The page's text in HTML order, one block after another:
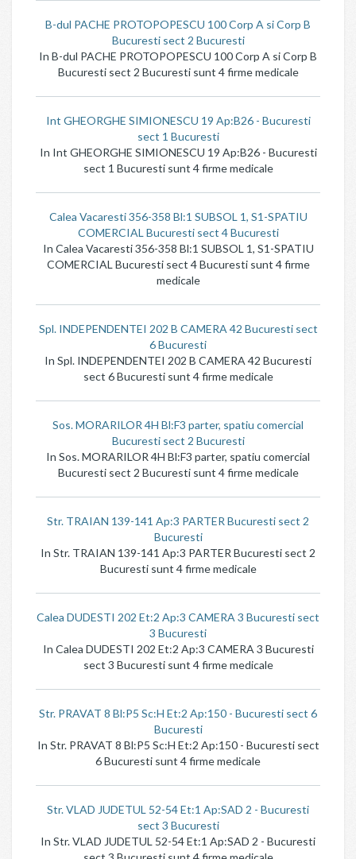
B-dul PACHE PROTOPOPESCU 100 Corp A si Corp B
Bucuresti sect 2 Bucuresti
In B-dul PACHE PROTOPOPESCU 100 Corp A si Corp B
Bucuresti sect 2 Bucuresti sunt 4 firme medicale
Int GHEORGHE SIMIONESCU 19 Ap:B26 - Bucuresti
sect 1 Bucuresti
In Int GHEORGHE SIMIONESCU 19 Ap:B26 - Bucuresti
sect 1 Bucuresti sunt 4 firme medicale
Calea Vacaresti 356-358 Bl:1 SUBSOL 1, S1-SPATIU
COMERCIAL Bucuresti sect 4 Bucuresti
In Calea Vacaresti 356-358 Bl:1 SUBSOL 1, S1-SPATIU
COMERCIAL Bucuresti sect 4 Bucuresti sunt 4 firme
medicale
Spl. INDEPENDENTEI 202 B CAMERA 42 Bucuresti sect
6 Bucuresti
In Spl. INDEPENDENTEI 202 B CAMERA 42 Bucuresti
sect 6 Bucuresti sunt 4 firme medicale
Sos. MORARILOR 4H Bl:F3 parter, spatiu comercial
Bucuresti sect 2 Bucuresti
In Sos. MORARILOR 4H Bl:F3 parter, spatiu comercial
Bucuresti sect 2 Bucuresti sunt 4 firme medicale
Str. TRAIAN 139-141 Ap:3 PARTER Bucuresti sect 2
Bucuresti
In Str. TRAIAN 139-141 Ap:3 PARTER Bucuresti sect 2
Bucuresti sunt 4 firme medicale
Calea DUDESTI 202 Et:2 Ap:3 CAMERA 3 Bucuresti sect
3 Bucuresti
In Calea DUDESTI 202 Et:2 Ap:3 CAMERA 3 Bucuresti
sect 3 Bucuresti sunt 4 firme medicale
Str. PRAVAT 8 Bl:P5 Sc:H Et:2 Ap:150 - Bucuresti sect 6
Bucuresti
In Str. PRAVAT 8 Bl:P5 Sc:H Et:2 Ap:150 - Bucuresti sect
6 Bucuresti sunt 4 firme medicale
Str. VLAD JUDETUL 52-54 Et:1 Ap:SAD 2 - Bucuresti
sect 3 Bucuresti
In Str. VLAD JUDETUL 52-54 Et:1 Ap:SAD 2 - Bucuresti